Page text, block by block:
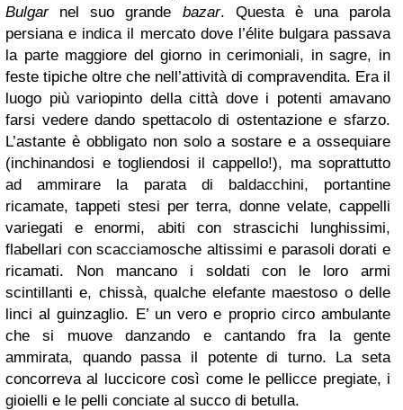
Bulgarnel suo grande bazar. Questa è una
parola
persiana e indica il mercato dove l’élite bulgara passava
la parte maggiore del giorno in cerimoniali, in sagre, in
feste tipiche oltre che nell’attività di compravendita. Era il
luogo più variopinto della città dove i potenti amavano
farsi vedere dando spettacolo di ostentazione e sfarzo.
L’astante è obbligato non solo a sostare e a ossequiare
(inchinandosi e togliendosi il cappello!), ma soprattutto
ad ammirare la parata di baldacchini, portantine
ricamate, tappeti stesi per terra, donne velate, cappelli
variegati e enormi, abiti con strascichi lunghissimi,
flabellari con scacciamosche altissimi e parasoli dorati e
ricamati. Non mancano i soldati con le loro armi
scintillanti e, chissà, qualche elefante maestoso o delle
linci al guinzaglio. E’ un vero e proprio circo ambulante
che si muove danzando e cantando fra la gente
ammirata, quando passa il potente di turno. La seta
concorreva al luccicore così come le pellicce pregiate, i
gioielli e le pelli conciate al succo di betulla.